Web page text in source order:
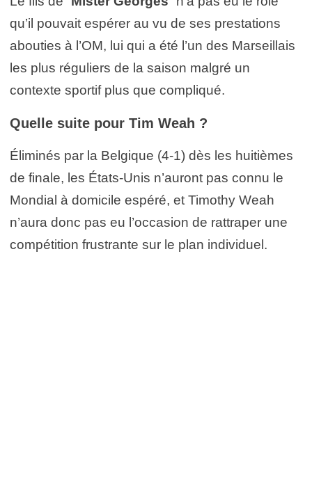
qu’il pouvait espérer au vu de ses prestations
abouties à l’OM, lui qui a été l’un des Marseillais
les plus réguliers de la saison malgré un
contexte sportif plus que compliqué.
Quelle suite pour Tim Weah ?
Éliminés par la Belgique (4-1) dès les huitièmes
de finale, les États-Unis n’auront pas connu le
Mondial à domicile espéré, et Timothy Weah
n’aura donc pas eu l’occasion de rattraper une
compétition frustrante sur le plan individuel.